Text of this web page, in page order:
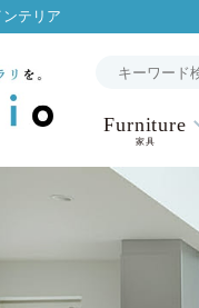
テリア
Furniture
家具